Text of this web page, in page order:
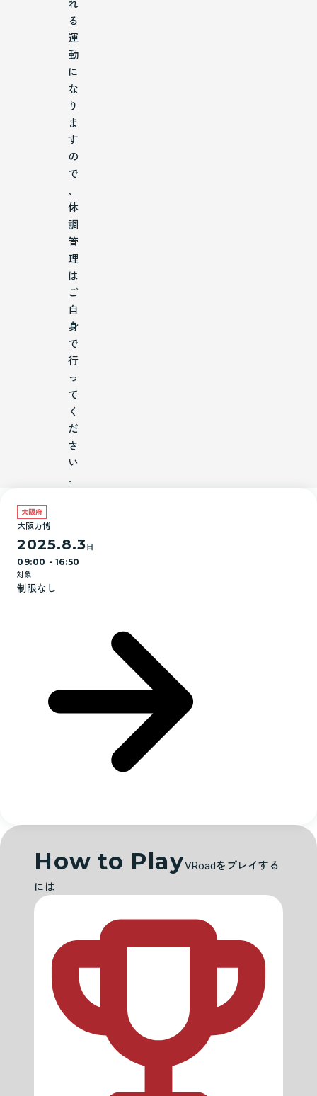
れ
る
運
動
に
な
り
ま
す
の
で
、
体
調
管
理
は
ご
自
身
で
行
っ
て
く
だ
さ
い
。
大阪府
大阪万博
2025.8.3日
09:00 - 16:50
対象
制限なし
How to PlayVRoadをプレイする
には